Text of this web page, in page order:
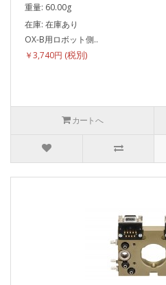
重量: 60.00g
在庫: 在庫あり
OX-B用ロボット側..
￥3,740円
カートへ